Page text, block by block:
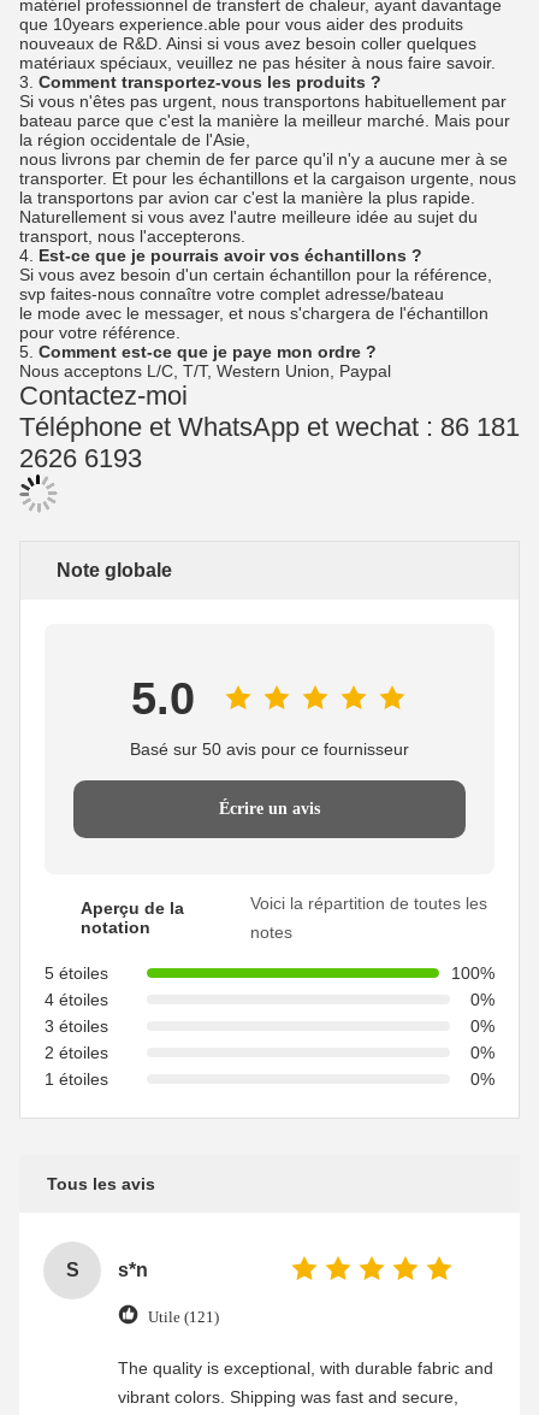
matériel professionnel de transfert de chaleur, ayant davantage
que 10years experience.able pour vous aider des produits
nouveaux de R&D. Ainsi si vous avez besoin coller quelques
matériaux spéciaux, veuillez ne pas hésiter à nous faire savoir.
3. Comment transportez-vous les produits ?
Si vous n'êtes pas urgent, nous transportons habituellement par
bateau parce que c'est la manière la meilleur marché. Mais pour
la région occidentale de l'Asie,
nous livrons par chemin de fer parce qu'il n'y a aucune mer à se
transporter. Et pour les échantillons et la cargaison urgente, nous
la transportons par avion car c'est la manière la plus rapide.
Naturellement si vous avez l'autre meilleure idée au sujet du
transport, nous l'accepterons.
4. Est-ce que je pourrais avoir vos échantillons ?
Si vous avez besoin d'un certain échantillon pour la référence,
svp faites-nous connaître votre complet adresse/bateau
le mode avec le messager, et nous s'chargera de l'échantillon
pour votre référence.
5. Comment est-ce que je paye mon ordre ?
Nous acceptons L/C, T/T, Western Union, Paypal
Contactez-moi
Téléphone et WhatsApp et wechat : 86 181
2626 6193
Note globale
5.0
Basé sur 50 avis pour ce fournisseur
Écrire un avis
Aperçu de la
notation
Voici la répartition de toutes les
notes
5 étoiles
100%
4 étoiles
0%
3 étoiles
0%
2 étoiles
0%
1 étoiles
0%
Tous les avis
S s*n
Utile (121)
The quality is exceptional, with durable fabric and
vibrant colors. Shipping was fast and secure,